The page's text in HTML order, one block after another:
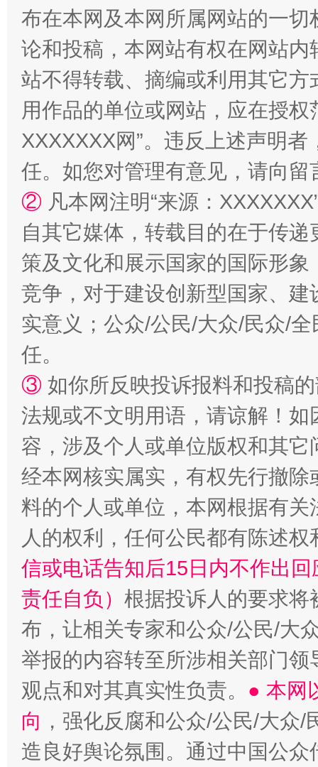
“蜀中异人”王建安的艺术幻境
布在本网及本网所属网站的一
论和投稿，本网站有权在网站
站不得转载、摘编或利用其它
用作品的单位或网站，应在授
XXXXXXX网”。违反上述声明
任。如您对管理有意见，请向
② 凡本网注明“来源：
自其它媒体，转载目的在于传
策及文化和展示国家的国际形
竞争，对于建设创新型国家、
实意义；公众/公民/大众/民众/
任。
③ 如你所反映投诉报料和投稿
法规或不文明用语，请谅解！
容，涉及个人或单位版权和其它
经本网核实属实，有权先行撤
料的个人或单位，本网根据有
人的权利，任何公民都有陈述
信或电话告知后15日内不作出
责任自负） 根据投诉人的要求将
布，让相关专家和公众/公民/大
举报的内容转至所涉相关部门
观点和对其真实性负责。 ● 本网
向 ，强化反腐和公众/公民/大众
造良好舆论氛围。通过中国公